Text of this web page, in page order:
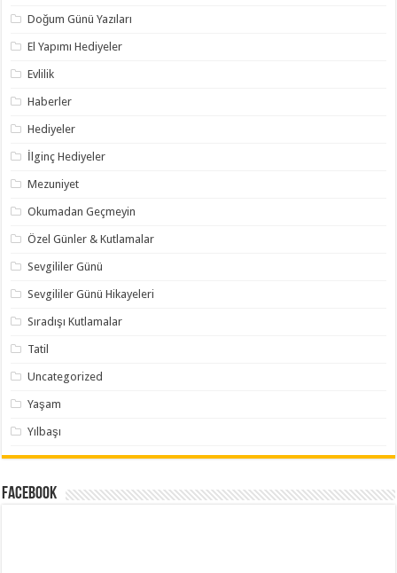
Doğum Günü Yazıları
El Yapımı Hediyeler
Evlilik
Haberler
Hediyeler
İlginç Hediyeler
Mezuniyet
Okumadan Geçmeyin
Özel Günler & Kutlamalar
Sevgililer Günü
Sevgililer Günü Hikayeleri
Sıradışı Kutlamalar
Tatil
Uncategorized
Yaşam
Yılbaşı
Facebook